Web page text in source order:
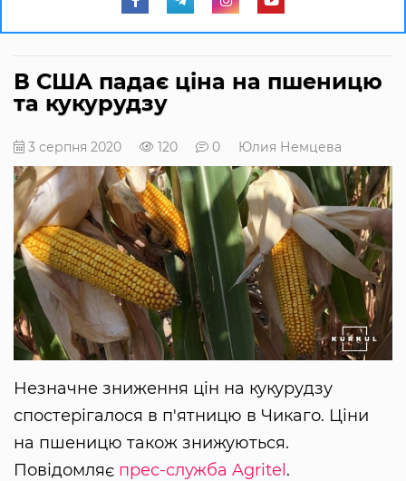
В США падає ціна на пшеницю
та кукурудзу
3 серпня 2020 120 0 Юлия Немцева
Незначне зниження цін на кукурудзу
спостерігалося в п'ятницю в Чикаго. Ціни
на пшеницю також знижуються.
Повідомляє прес-служба Agritel .